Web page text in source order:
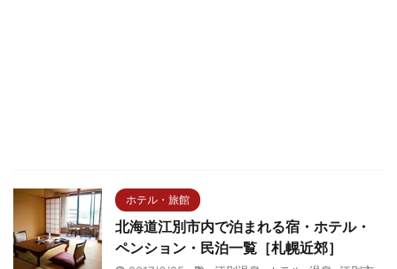
ホテル・旅館
北海道江別市内で泊まれる宿・ホテル・
ペンション・民泊一覧［札幌近郊］